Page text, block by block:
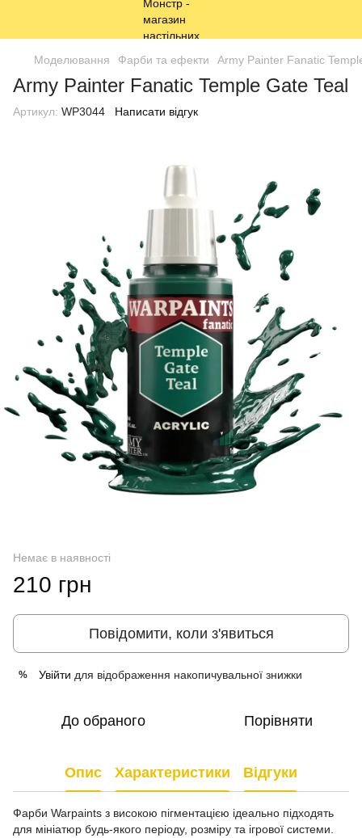
Моделювання Фарби та ефекти Army Painter Fanatic
Army Painter Fanatic Temple Gate Teal
Артикул: WP3044 Написати відгук
Немає в наявності
210 грн
Повідомити, коли з'явиться
% Увійти для відображення накопичувальної знижки
До обраного Порівняти
Опис Характеристики Відгуки
Фарби Warpaints з високою пігментацією ідеально підходять
для мініатюр будь-якого періоду, розміру та ігрової системи.